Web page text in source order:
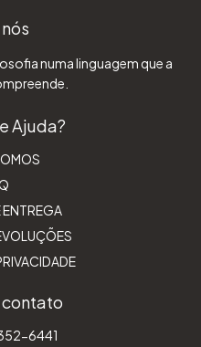
numa linguagem que a
Ajuda?
contato
6441